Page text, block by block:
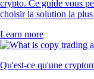
crypto. Ce guide vous
choisir la solution la plus
Learn more
Qu'est-ce qu'une